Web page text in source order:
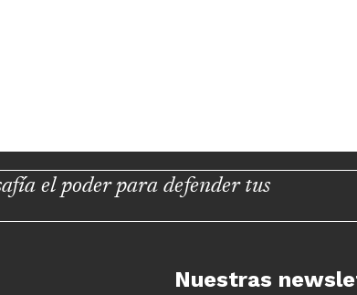
el poder para defender tus
Nuestras